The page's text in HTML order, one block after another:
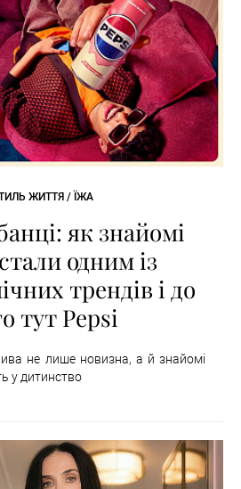
ЖИТТЯ / ЇЖА
як знайомі
одним із
трендів і до
тут Pepsi
не лише новизна, а й знайомі
у дитинство